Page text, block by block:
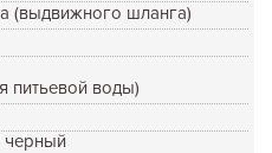
(выдвижного шланга)
питьевой воды)
черный